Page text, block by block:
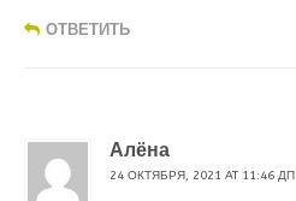
ОТВЕТИТЬ
Алёна
24 ОКТЯБРЯ, 2021 AT 11:46 ДП